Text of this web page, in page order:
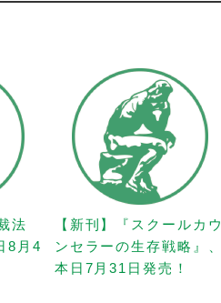
法
8月4
【新刊】『スクールカウ
ンセラーの生存戦略』、
本日7月31日発売！